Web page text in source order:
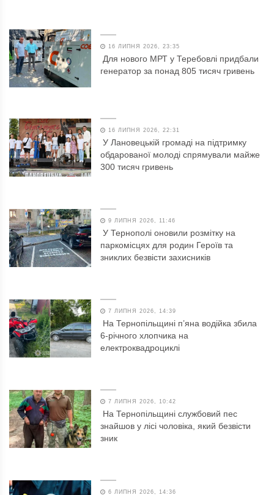
16 ЛИПНЯ 2026, 23:35
Для нового МРТ у Теребовлі придбали
генератор за понад 805 тисяч гривень
16 ЛИПНЯ 2026, 22:31
У Лановецькій громаді на підтримку
обдарованої молоді спрямували майже
300 тисяч гривень
9 ЛИПНЯ 2026, 11:46
У Тернополі оновили розмітку на
паркомісцях для родин Героїв та
зниклих безвісти захисників
7 ЛИПНЯ 2026, 14:39
На Тернопільщині п’яна водійка збила
6-річного хлопчика на
електроквадроциклі
7 ЛИПНЯ 2026, 10:42
На Тернопільщині службовий пес
знайшов у лісі чоловіка, який безвісти
зник
6 ЛИПНЯ 2026, 14:36